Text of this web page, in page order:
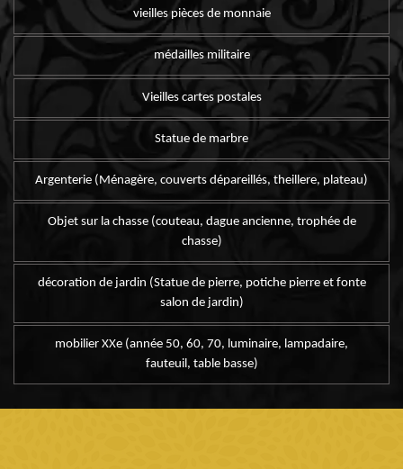
vieilles pièces de monnaie
médailles militaire
Vieilles cartes postales
Statue de marbre
Argenterie (Ménagère, couverts dépareillés, theillere, plateau)
Objet sur la chasse (couteau, dague ancienne, trophée de
chasse)
décoration de jardin (Statue de pierre, potiche pierre et fonte
salon de jardin)
mobilier XXe (année 50, 60, 70, luminaire, lampadaire,
fauteuil, table basse)